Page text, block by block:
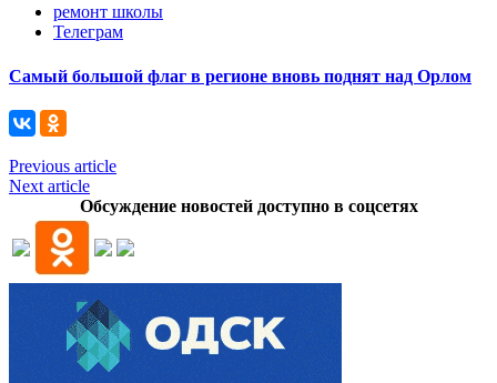
ремонт школы
Телеграм
Самый большой флаг в регионе вновь поднят над Орлом
Previous article
Next article
Обсуждение новостей доступно в соцсетях